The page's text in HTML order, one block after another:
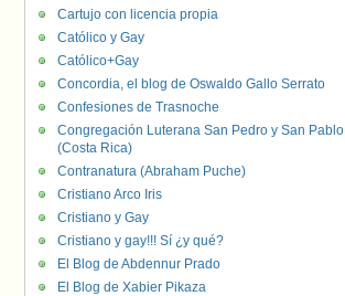
Cartujo con licencia propia
Católico y Gay
Católico+Gay
Concordia, el blog de Oswaldo Gallo Serrato
Confesiones de Trasnoche
Congregación Luterana San Pedro y San Pablo
(Costa Rica)
Contranatura (Abraham Puche)
Cristiano Arco Iris
Cristiano y Gay
Cristiano y gay!!! Sí ¿y qué?
El Blog de Abdennur Prado
El Blog de Xabier Pikaza